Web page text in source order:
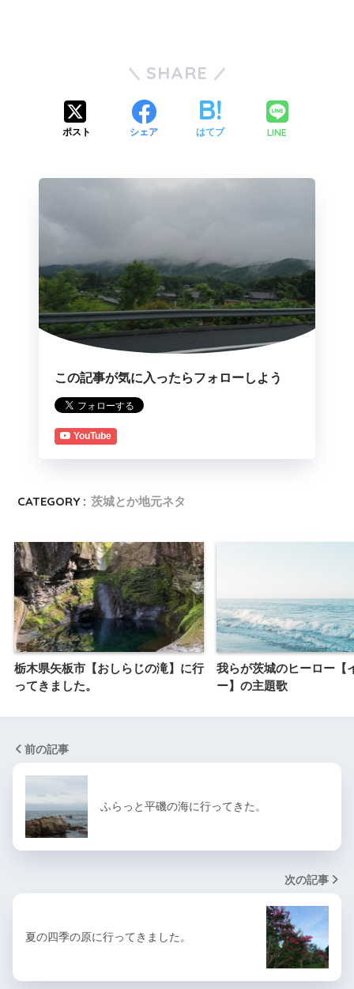
SHARE
ポスト シェア はてブ LINE
この記事が気に入ったらフォローしよう
YouTube
CATEGORY : 茨城とか地元ネタ
栃木県矢板市【おしらじの滝】に行
ってきました。
我らが茨城のヒーロー【
ー】の主題歌
前の記事
ふらっと平磯の海に行ってきた。
次の記事
夏の四季の原に行ってきました。